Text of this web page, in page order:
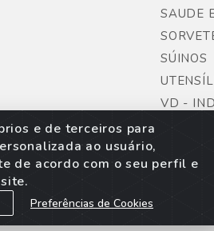
e de terceiros para
ao usuário,
de acordo com o seu perfil e
Preferências de Cookies
SAUDE
SÚINOS
VD -
Rodovia dos Imigrantes, Lote 06,